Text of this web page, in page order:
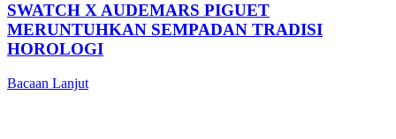
SWATCH X AUDEMARS PIGUET
MERUNTUHKAN SEMPADAN TRADISI
HOROLOGI
Bacaan Lanjut